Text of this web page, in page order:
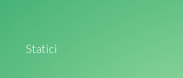
Statici